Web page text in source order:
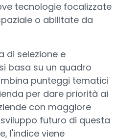
tecnologie focalizzate
o abilitate da
di selezione e
basa su un quadro
punteggi tematici
per dare priorità ai
con maggiore
futuro di questa
l'indice viene